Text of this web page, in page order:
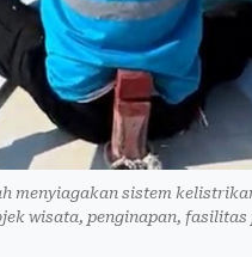
menyiagakan sistem
wisata, penginapan,